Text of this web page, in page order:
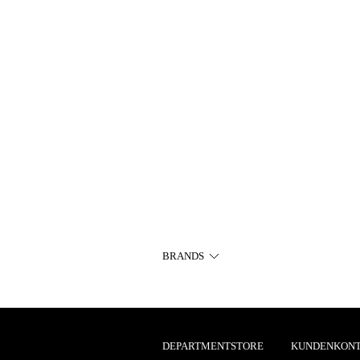
BRANDS
DEPARTMENTSTORE